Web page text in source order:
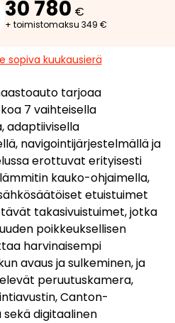
30 780 €
+ toimistomaksu 349 €
sopiva kuukausierä
tarjoaa
7 vaihteisella
adaptiivisella
navigointijärjestelmällä ja
erottuvat erityisesti
kauko-ohjaimella,
etuistuimet
takasivuistuimet, jotka
poikkeuksellisen
harvinaisempi
avaus ja sulkeminen, ja
peruutuskamera,
Canton-
digitaalinen